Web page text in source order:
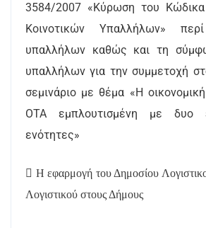
3584/2007 «Κύρωση του
Κοινοτικών Υπαλλήλων»
υπαλλήλων καθώς και τη
υπαλλήλων για την συμμετοχή
σεμινάριο με θέμα «Η
ΟΤΑ εμπλουτισμένη με δυο
ενότητες»
 Η εφαρμογή του Δημοσίου
Λογιστικού στους Δήμους